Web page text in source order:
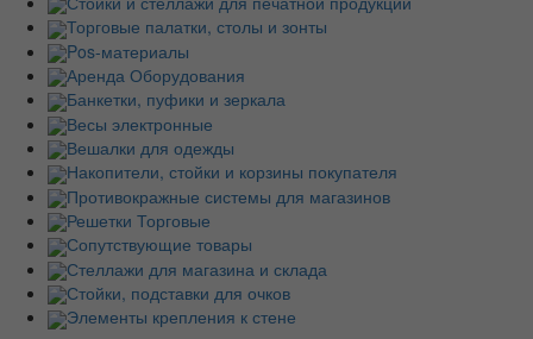
Торговые палатки, столы и зонты
Pos-материалы
Аренда Оборудования
Банкетки, пуфики и зеркала
Весы электронные
Вешалки для одежды
Накопители, стойки и корзины покупателя
Противокражные системы для магазинов
Решетки Торговые
Сопутствующие товары
Стеллажи для магазина и склада
Стойки, подставки для очков
Элементы крепления к стене